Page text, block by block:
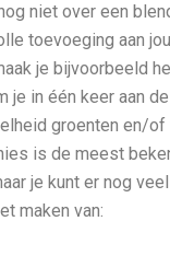
niet over een
toevoeging aan
je bijvoorbeeld
je in één keer aan
groenten en/
is de meest
je kunt er nog
maken van: